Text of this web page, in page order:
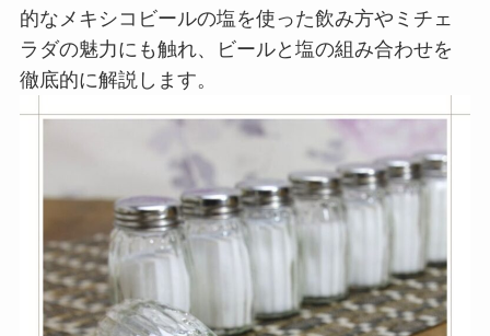
的なメキシコビールの塩を使った飲み方やミチェ
ラダの魅力にも触れ、ビールと塩の組み合わせを
徹底的に解説します。